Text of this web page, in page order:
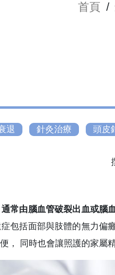
首頁 /
退 針灸治療 頭皮
常由腦血管破裂出血或腦
包括面部與肢體的無力偏
， 同時也會讓照護的家屬精